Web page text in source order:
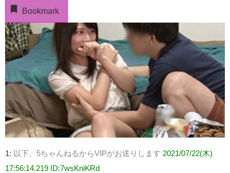
Bookmark
1: 以下、5ちゃんねるからVIPがお送りします 2021/07/22(木)
17:56:14.219 ID:7wsKniKRd